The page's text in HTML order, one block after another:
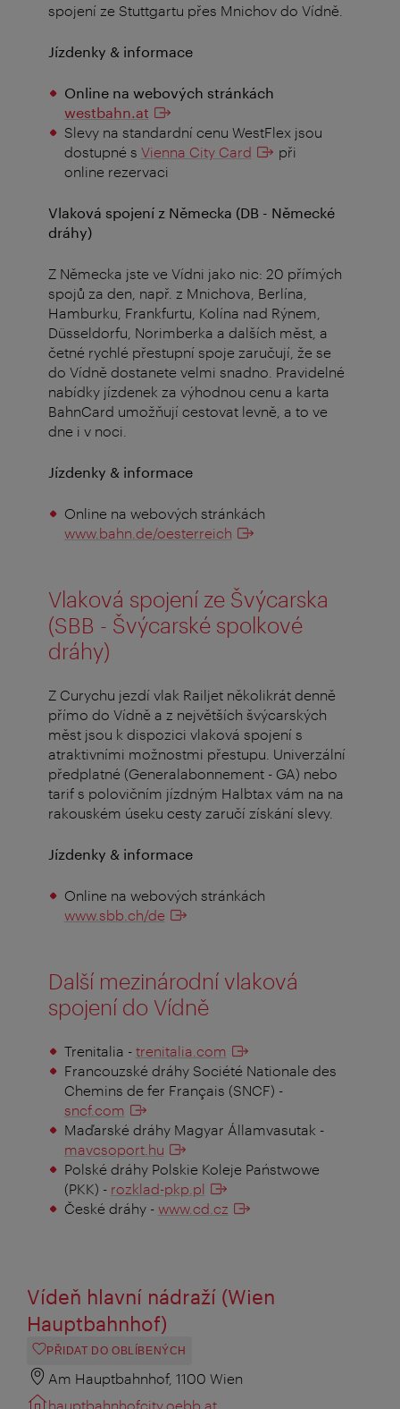
spojení ze Stuttgartu přes Mnichov do Vídně.
Jízdenky & informace
Online na webových stránkách
westbahn.at
Slevy na standardní cenu WestFlex jsou
dostupné s Vienna City Card
při
online rezervaci
Vlaková spojení z Německa (DB - Německé
dráhy)
Z Německa jste ve Vídni jako nic: 20 přímých
spojů za den, např. z Mnichova, Berlína,
Hamburku, Frankfurtu, Kolína nad Rýnem,
Düsseldorfu, Norimberka a dalších měst, a
četné rychlé přestupní spoje zaručují, že se
do Vídně dostanete velmi snadno. Pravidelné
nabídky jízdenek za výhodnou cenu a karta
BahnCard umožňují cestovat levně, a to ve
dne i v noci.
Jízdenky & informace
Online na webových stránkách
www.bahn.de/oesterreich
Vlaková spojení ze Švýcarska
(SBB - Švýcarské spolkové
dráhy)
Z Curychu jezdí vlak Railjet několikrát denně
přímo do Vídně a z největších švýcarských
měst jsou k dispozici vlaková spojení s
atraktivními možnostmi přestupu. Univerzální
předplatné (Generalabonnement - GA) nebo
tarif s polovičním jízdným Halbtax vám na na
rakouském úseku cesty zaručí získání slevy.
Jízdenky & informace
Online na webových stránkách
www.sbb.ch/de
Další mezinárodní vlaková
spojení do Vídně
Trenitalia - trenitalia.com
Francouzské dráhy Société Nationale des
Chemins de fer Français (SNCF) -
sncf.com
Maďarské dráhy Magyar Államvasutak -
mavcsoport.hu
Polské dráhy Polskie Koleje Państwowe
(PKK) - rozklad-pkp.pl
České dráhy - www.cd.cz
Vídeň hlavní nádraží (Wien
Hauptbahnhof)
PŘIDAT DO OBLÍBENÝCH
Am Hauptbahnhof, 1100 Wien
hauptbahnhofcity.oebb.at